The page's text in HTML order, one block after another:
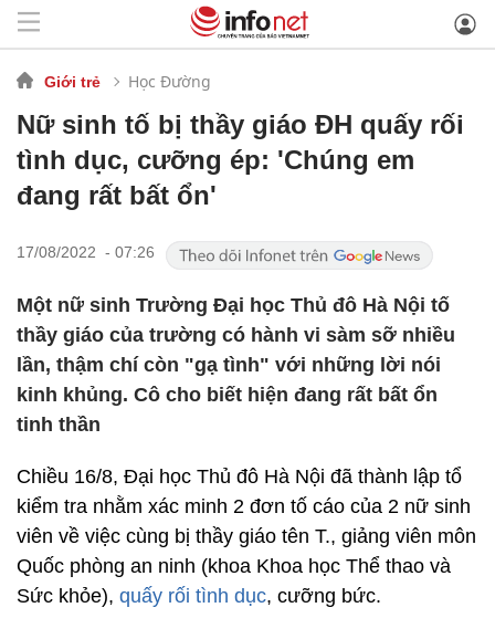
Giới trẻ Học Đường
Nữ sinh tố bị thầy giáo ĐH quấy rối
tình dục, cưỡng ép: 'Chúng em
đang rất bất ổn'
17/08/2022 - 07:26
Một nữ sinh Trường Đại học Thủ đô Hà Nội tố
thầy giáo của trường có hành vi sàm sỡ nhiều
lần, thậm chí còn "gạ tình" với những lời nói
kinh khủng. Cô cho biết hiện đang rất bất ổn
tinh thần
Chiều 16/8, Đại học Thủ đô Hà Nội đã thành lập tổ
kiểm tra nhằm xác minh 2 đơn tố cáo của 2 nữ sinh
viên về việc cùng bị thầy giáo tên T., giảng viên môn
Quốc phòng an ninh (khoa Khoa học Thể thao và
Sức khỏe), quấy rối tình dục, cưỡng bức.